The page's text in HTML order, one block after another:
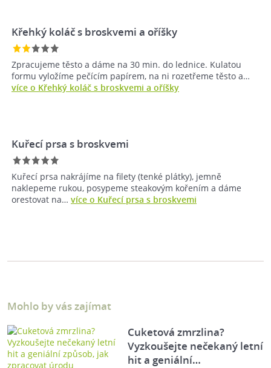
Křehký koláč s broskvemi a oříšky
Zpracujeme těsto a dáme na 30 min. do lednice. Kulatou
formu vyložíme pečícím papírem, na ni rozetřeme těsto a…
více o Křehký koláč s broskvemi a oříšky
Kuřecí prsa s broskvemi
Kuřecí prsa nakrájíme na filety (tenké plátky), jemně
naklepeme rukou, posypeme steakovým kořením a dáme
orestovat na… více o Kuřecí prsa s broskvemi
Mohlo by vás zajímat
Cuketová zmrzlina?
Vyzkoušejte nečekaný letní
hit a geniální…